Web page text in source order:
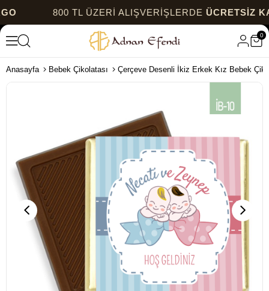
800 TL ÜZERİ ALIŞVERİŞLERDEÜCRETSİZ KARGO
0
Anasayfa Bebek Çikolatası Çerçeve Desenli İkiz Erkek Kız Bebek